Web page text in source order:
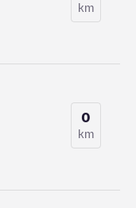
km
0
km